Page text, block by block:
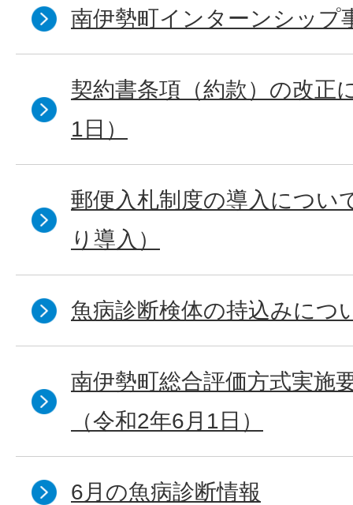
南伊勢町インターンシップ
契約書条項（約款）の改正
1日）
郵便入札制度の導入につい
り導入）
魚病診断検体の持込みにつ
南伊勢町総合評価方式実施
（令和2年6月1日）
6月の魚病診断情報